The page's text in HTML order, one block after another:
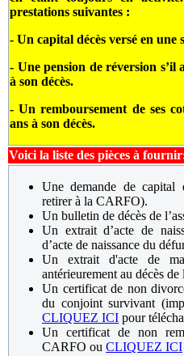
prestations suivantes :
- Un capital décès versé en une
- Une pension de réversion s’il
à son décès.
- Un remboursement de ses
ans à son décès.
Voici la liste des pièces à
Une demande de capital
retirer à la CARFO).
Un bulletin de décès de
Un extrait d’acte de
d’acte de naissance du
Un extrait d'acte de
antérieurement au décès de
Un certificat de non
du conjoint survivant
CLIQUEZ ICI pour
Un certificat de non
CARFO ou CLIQUEZ ICI